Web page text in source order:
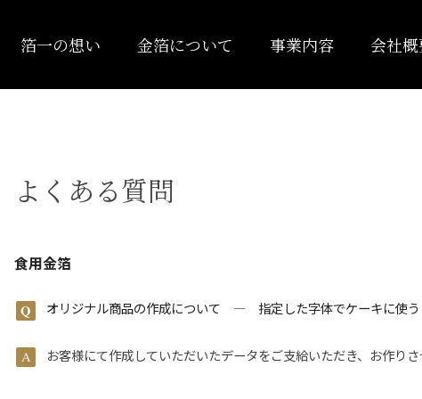
箔一の想い 金箔について 事業内容 会社
よくある質問
食用金箔
オリジナル商品の作成について ― 指定した字体でケーキに使う
お客様にて作成していただいたデータをご支給いただき、お作りさ